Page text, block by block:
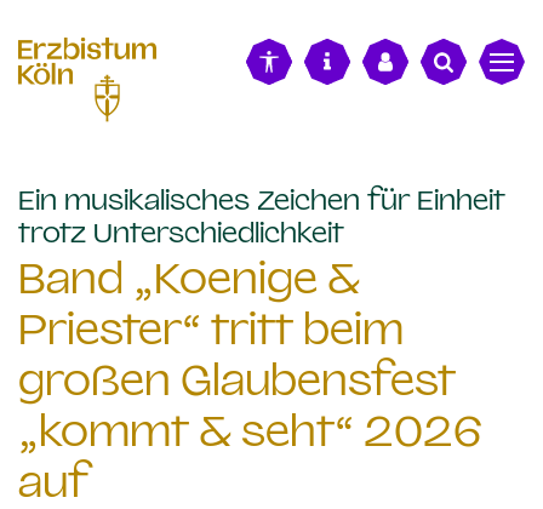
Ein musikalisches Zeichen für Einheit
trotz Unterschiedlichkeit:
Band „Koenige &
Priester“ tritt beim
großen Glaubensfest
„kommt & seht“ 2026
auf